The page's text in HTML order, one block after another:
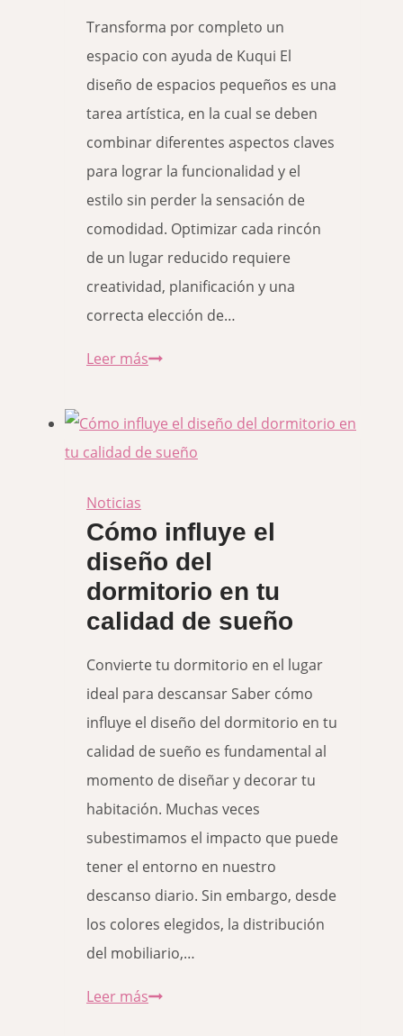
Transforma por completo un
espacio con ayuda de Kuqui El
diseño de espacios pequeños es una
tarea artística, en la cual se deben
combinar diferentes aspectos claves
para lograr la funcionalidad y el
estilo sin perder la sensación de
comodidad. Optimizar cada rincón
de un lugar reducido requiere
creatividad, planificación y una
correcta elección de…
Leer másDiseño
espacios
pequeños:
medida
para
aprovechar
cada
Noticias
Cómo influye el
diseño del
dormitorio en tu
calidad de sueño
Convierte tu dormitorio en el lugar
ideal para descansar Saber cómo
influye el diseño del dormitorio en tu
calidad de sueño es fundamental al
momento de diseñar y decorar tu
habitación. Muchas veces
subestimamos el impacto que puede
tener el entorno en nuestro
descanso diario. Sin embargo, desde
los colores elegidos, la distribución
del mobiliario,…
Leer másCómo